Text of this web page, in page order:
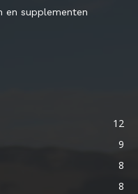
en supplementen
12
9
8
8